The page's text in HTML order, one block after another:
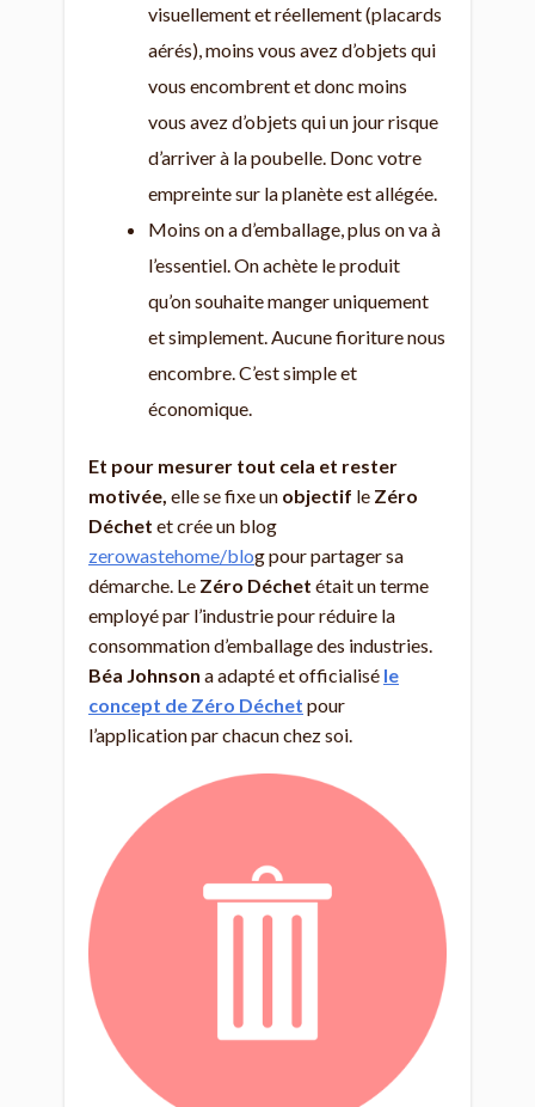
visuellement et réellement (placards
aérés), moins vous avez d’objets qui
vous encombrent et donc moins
vous avez d’objets qui un jour risque
d’arriver à la poubelle. Donc votre
empreinte sur la planète est allégée.
Moins on a d’emballage, plus on va à
l’essentiel. On achète le produit
qu’on souhaite manger uniquement
et simplement. Aucune fioriture nous
encombre. C’est simple et
économique.
Et pour mesurer tout cela et rester
motivée, elle se fixe un objectif le Zéro
Déchet et crée un blog
zerowastehome/blog pour partager sa
démarche. Le Zéro Déchet était un terme
employé par l’industrie pour réduire la
consommation d’emballage des industries.
Béa Johnson a adapté et officialisé le
concept de Zéro Déchet pour
l’application par chacun chez soi.